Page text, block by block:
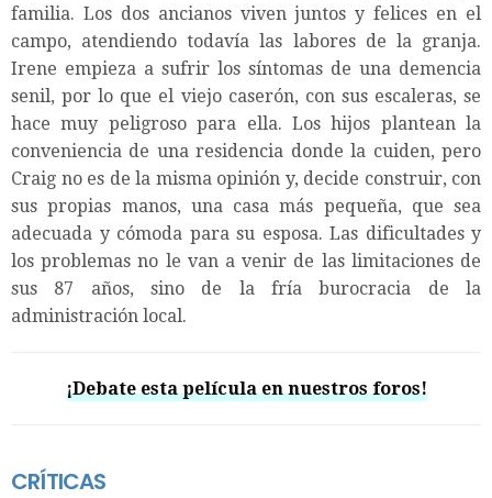
familia. Los dos ancianos viven juntos y felices en el
campo, atendiendo todavía las labores de la granja.
Irene empieza a sufrir los síntomas de una demencia
senil, por lo que el viejo caserón, con sus escaleras, se
hace muy peligroso para ella. Los hijos plantean la
conveniencia de una residencia donde la cuiden, pero
Craig no es de la misma opinión y, decide construir, con
sus propias manos, una casa más pequeña, que sea
adecuada y cómoda para su esposa. Las dificultades y
los problemas no le van a venir de las limitaciones de
sus 87 años, sino de la fría burocracia de la
administración local.
¡Debate esta película en nuestros foros!
CRÍTICAS